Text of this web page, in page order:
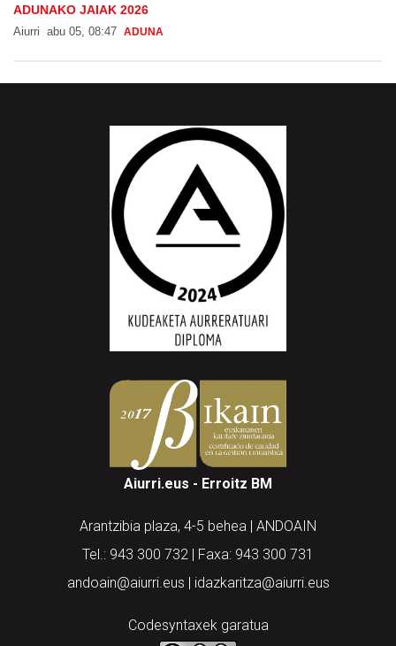
ADUNAKO JAIAK 2026
Aiurri abu 05, 08:47 ADUNA
Aiurri.eus - Erroitz BM
Arantzibia plaza, 4-5 behea | ANDOAIN
Tel.: 943 300 732 | Faxa: 943 300 731
andoain@aiurri.eus | idazkaritza@aiurri.eus
Codesyntaxek garatua